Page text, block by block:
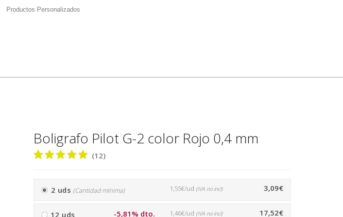
Productos Personalizados
Boligrafo Pilot G-2 color Rojo 0,4 mm
(12)
2 uds (Cantidad mínima) 3,09€
1,55€/ud (IVA no incl)
12 uds -5,81% dto. 17,52€
1,46€/ud (IVA no incl)